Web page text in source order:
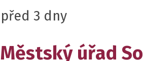
před 3 dny
Městský úřad